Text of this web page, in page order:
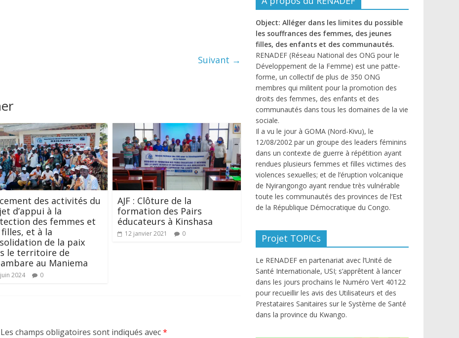
Suivant →
des activités du
d’appui à la
des femmes et
filles, et à la
de la paix
le territoire de
au Maniema
2024 0
AJF : Clôture de la
formation des Pairs
éducateurs à Kinshasa
12 janvier 2021 0
Les champs obligatoires sont indiqués avec*
Object: Alléger dans les limites du possible
les souffrances des femmes, des jeunes
filles, des enfants et des communautés.
RENADEF (Réseau National des ONG pour le
Développement de la Femme) est une patte-
forme, un collectif de plus de 350 ONG
membres qui militent pour la promotion des
droits des femmes, des enfants et des
communautés dans tous les domaines de la vie
sociale.
Il a vu le jour à GOMA (Nord-Kivu), le
12/08/2002 par un groupe des leaders féminins
dans un contexte de guerre à répétition ayant
rendues plusieurs femmes et filles victimes des
violences sexuelles; et de l’éruption volcanique
de Nyirangongo ayant rendue très vulnérable
toute les communautés des provinces de l’Est
de la République Démocratique du Congo.
Projet TOPICs
Le RENADEF en partenariat avec l’Unité de
Santé Internationale, USI; s’apprêtent à lancer
dans les jours prochains le Numéro Vert 40122
pour recueillir les avis des Utilisateurs et des
Prestataires Sanitaires sur le Système de Santé
dans la province du Kwango.